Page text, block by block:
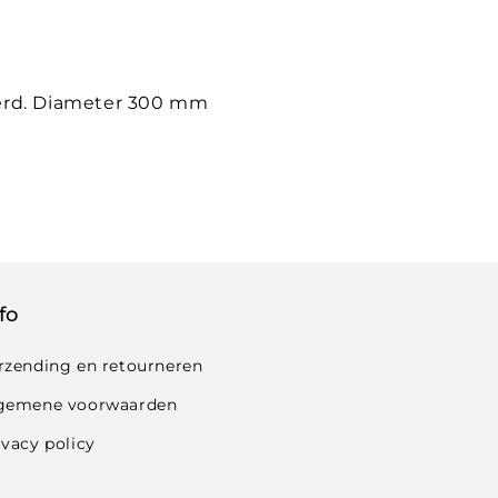
Diameter 300 mm
en retourneren
voorwaarden
policy